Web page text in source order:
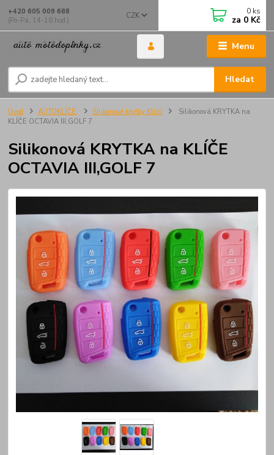
Menu
CZK
Hledat
+420 605 009 688
(Po-Pá, 14-18 hod.)
0 ks
za 0 Kč
Úvod AUTOKLÍČE Silikonové krytky Klíčů
Silikonová KRYTKA na
KLÍČE OCTAVIA III,GOLF 7
Silikonová KRYTKA na KLÍČE
OCTAVIA III,GOLF 7